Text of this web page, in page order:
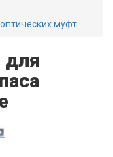
муфт
для